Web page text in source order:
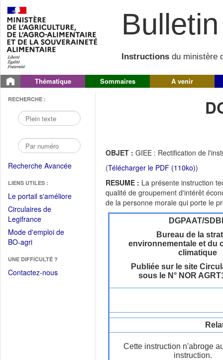
Instructions du ministère
Thématique Sommaires A venir
RECHERCHE :
Recherche Avancée
LIENS UTILES :
Le portail s'améliore(Fichier
Circulaires de
Legifrance(Ouvrir
dans
une
fenêtre)
Mode d'emploi de
BO-agri(Ouvrir
une
nouvelle
UNE DIFFICULTÉ ?
Contactez-nous
OBJET : GIEE : Rectification de
(Télécharger le PDF (110ko))
RESUME : La présente instruction
qualité de groupement d'intérêt
de la personne morale qui porte le
DGPAAT/
Bureau de la
environnementale et du
climatique
Publiée sur le site
sous le N° NOR
Cette instruction n'abroge
instruction.